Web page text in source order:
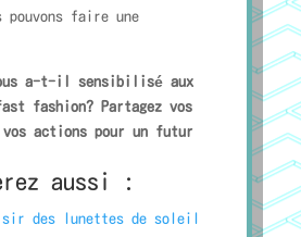
pouvons faire une
a-t-il sensibilisé aux
fashion? Partagez vos
actions pour un futur
aussi :
des lunettes de soleil